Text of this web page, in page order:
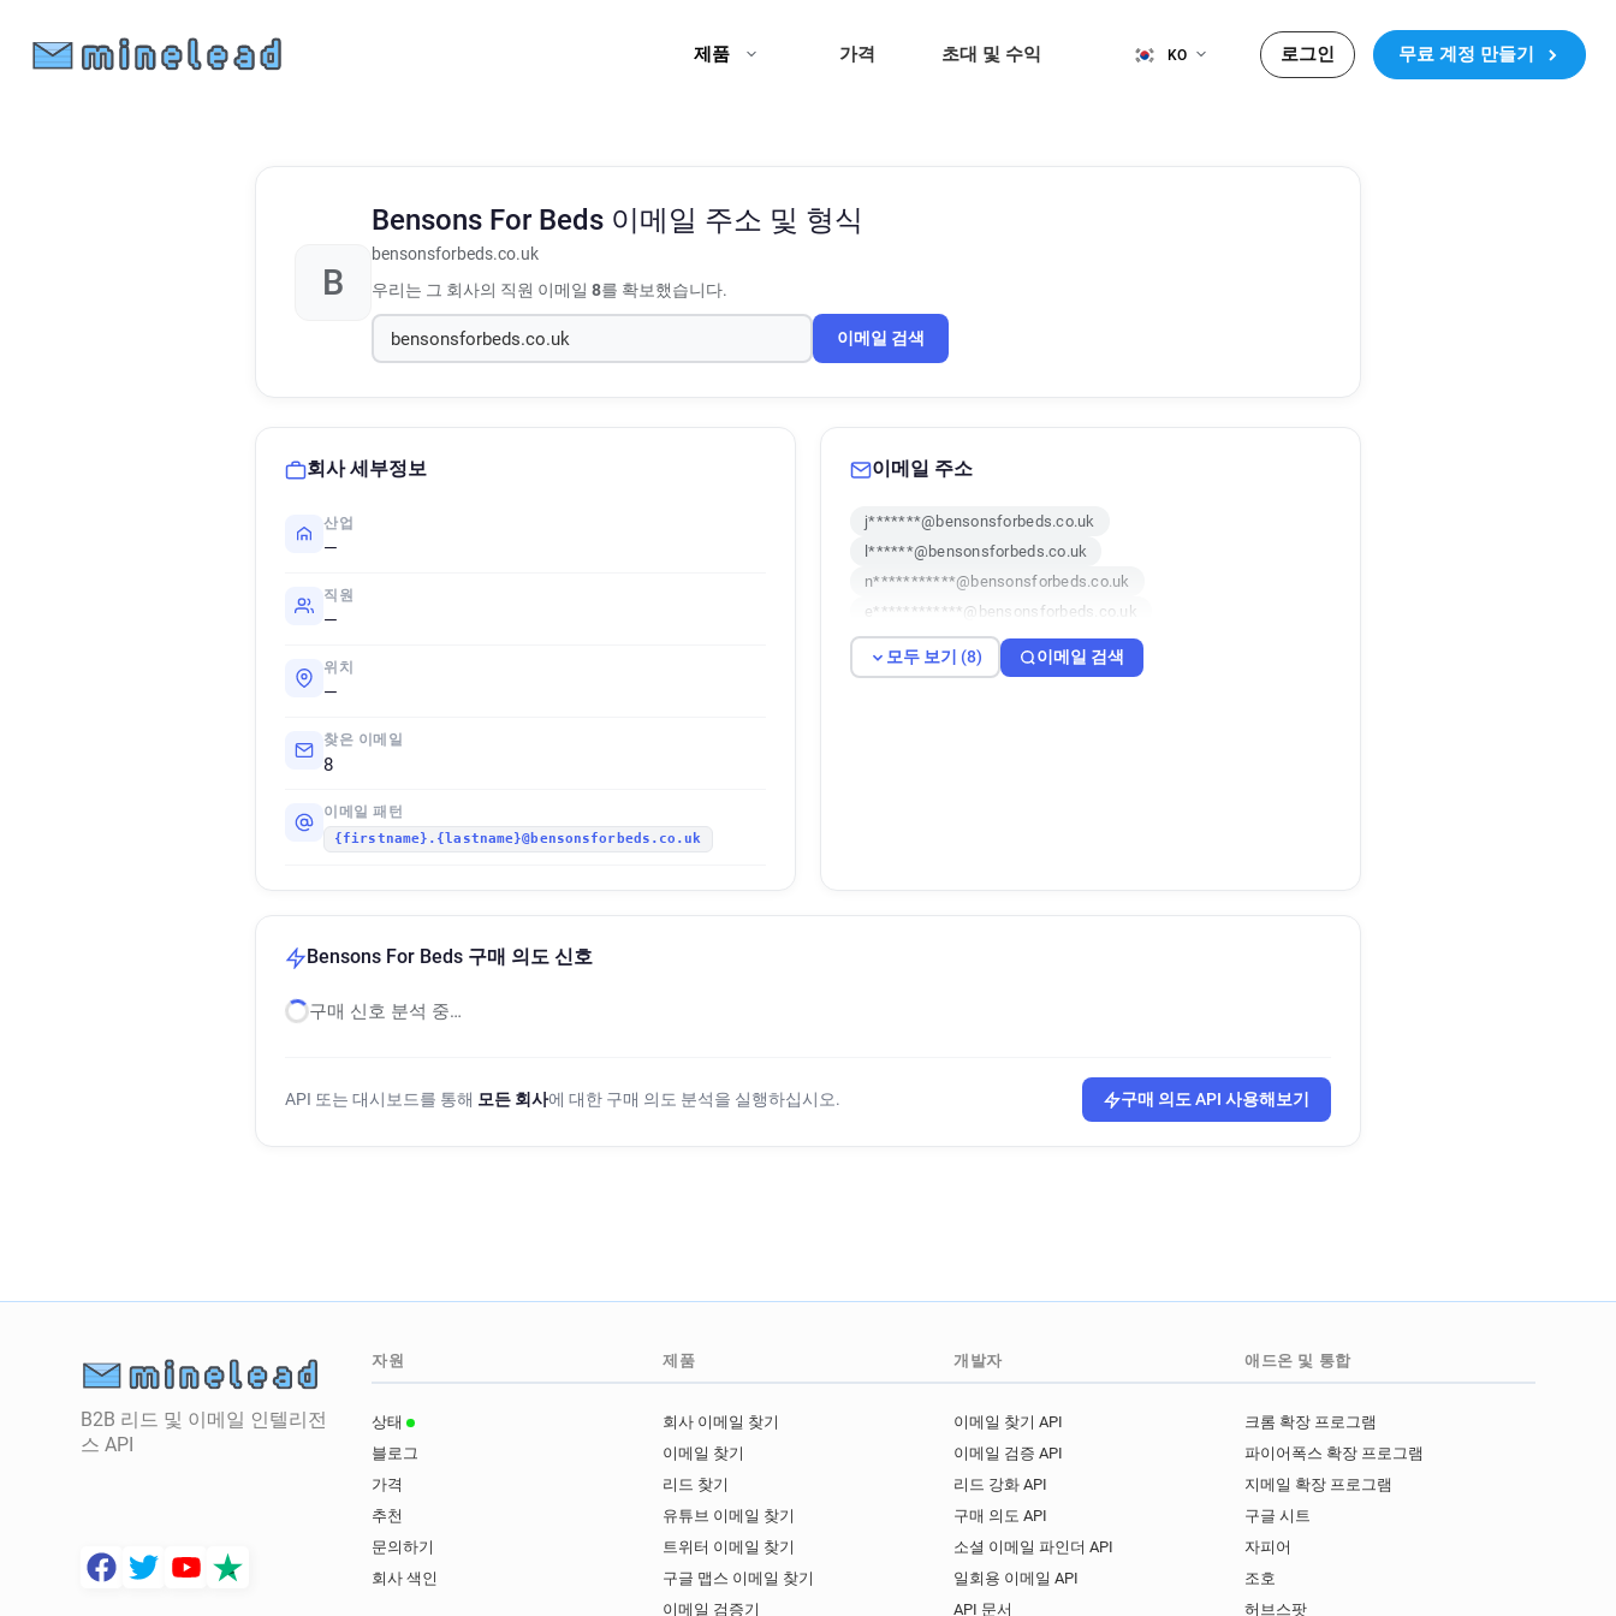
제품 가격 초대 및 수익 KO 로그인 무료 계정 만들기
B
Bensons For Beds 이메일 주소 및 형식
bensonsforbeds.co.uk
우리는 그 회사의 직원 이메일 8를 확보했습니다.
이메일 검색
회사 세부정보
산업
—
직원
—
위치
—
찾은 이메일
8
이메일 패턴
{firstname}.{lastname}@bensonsforbeds.co.uk
이메일 주소
j*******@bensonsforbeds.co.uk
l******@bensonsforbeds.co.uk
n***********@bensonsforbeds.co.uk
e************@bensonsforbeds.co.uk
m*********@bensonsforbeds.co.uk
w***********@bensonsforbeds.co.uk
모두 보기 (8) 이메일 검색
Bensons For Beds 구매 의도 신호
구매 신호 분석 중…
API 또는 대시보드를 통해 모든 회사에 대한 구매 의도 분석을 실행하십시오. 구매 의도 API 사용해보기
B2B 리드 및 이메일 인텔리전
스 API
자원
상태
블로그
가격
추천
문의하기
회사 색인
제품
회사 이메일 찾기
이메일 찾기
리드 찾기
유튜브 이메일 찾기
트위터 이메일 찾기
구글 맵스 이메일 찾기
이메일 검증기
개발자
이메일 찾기 API
이메일 검증 API
리드 강화 API
구매 의도 API
소셜 이메일 파인더 API
일회용 이메일 API
API 문서
애드온 및 통합
크롬 확장 프로그램
파이어폭스 확장 프로그램
지메일 확장 프로그램
구글 시트
자피어
조호
허브스팟